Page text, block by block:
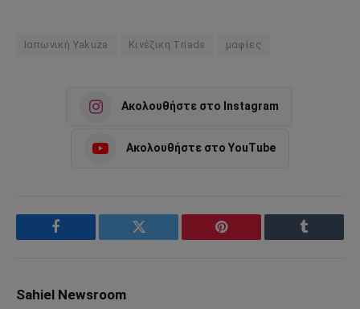
Ιαπωνική Yakuza Κινέζικη Triads μαφίες
Ακολουθήστε στο Instagram
Ακολουθήστε στο YouTube
Facebook Twitter Pinterest Tumblr
Sahiel Newsroom